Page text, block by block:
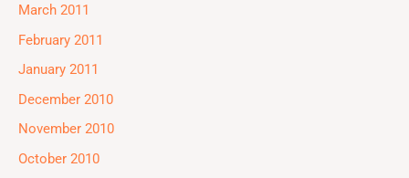
March 2011
February 2011
January 2011
December 2010
November 2010
October 2010